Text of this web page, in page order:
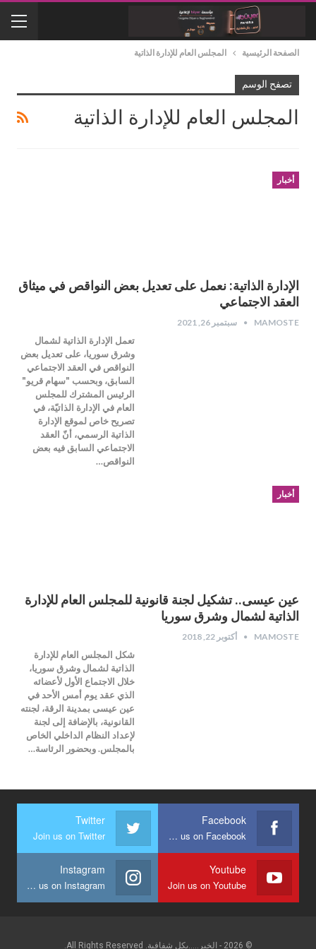
الصفحة الرئيسية المجلس العام للإدارة الذاتية
تصفح الوسم
المجلس العام للإدارة الذاتية
أخبار
الإدارة الذاتية: نعمل على تعديل بعض النواقص في ميثاق
العقد الاجتماعي
MAMOSTE سبتمبر 26, 2021
تعمل الإدارة الذاتية لشمال
وشرق سوريا، على تعديل بعض
النواقص في العقد الاجتماعي
السابق، وبحسب "سهام قريو"
الرئيس المشترك للمجلس
العام في الإدارة الذاتيّة، في
تصريح خاص لموقع الإدارة
الذاتية الرسمي، أنّ العقد
الاجتماعي السابق فيه بعض
النواقص…
أخبار
عين عيسى.. تشكيل لجنة قانونية للمجلس العام للإدارة
الذاتية لشمال وشرق سوريا
MAMOSTE أكتوبر 22, 2018
شكل المجلس العام للإدارة
الذاتية لشمال وشرق سوريا،
خلال الاجتماع الأول لأعضائه
الذي عقد يوم أمس الأحد في
عين عيسى بمدينة الرقة، لجنته
القانونية، بالإضافة إلى لجنة
لإعداد النظام الداخلي الخاص
بالمجلس. وبحضور الرئاسة…
Facebook
Join us on Facebook
Twitter
Join us on Twitter
Youtube
Join us on Youtube
Instagram
Join us on Instagram
© 2026 - الخبر.....بكل شفافية. All Rights Reserved.